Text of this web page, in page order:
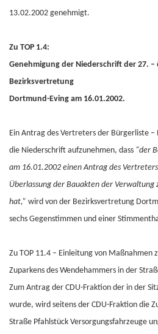
13.02.2002 genehmigt.
Zu TOP 1.4:
Genehmigung der Niederschrift der 27.
Bezirksvertretung
Dortmund-Eving am 16.01.2002.
Ein Antrag des Vertreters der Bürgerliste –
die Niederschrift aufzunehmen, dass “der
am 16.01.2002 einen Antrag des
Überlassung der Bauakten der Verwaltung
hat,” wird von der Bezirksvertretung
sechs Gegenstimmen und einer
Zu TOP 11.4 – Einleitung von Maßnahmen
Zuparkens des Wendehammers in der
Zum Antrag der CDU-Fraktion der in der
wurde, wird seitens der CDU-Fraktion die
Straße Pfahlstück Versorgungsfahrzeuge